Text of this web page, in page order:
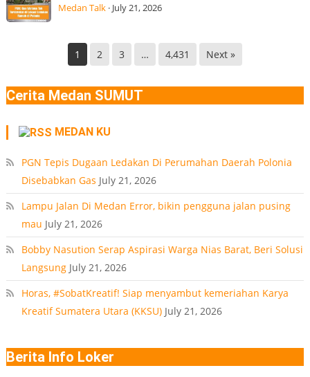
(BGN) Nanik
Manunggal,
Tak
Ledakan
Rumah
Medan
Medan Talk· July 21, 2026
1 2 3 … 4,431 Next »
Cerita Medan SUMUT
MEDAN KU
PGN Tepis Dugaan Ledakan Di Perumahan Daerah Polonia
Disebabkan Gas July 21, 2026
Lampu Jalan Di Medan Error, bikin pengguna jalan pusing
mau July 21, 2026
Bobby Nasution Serap Aspirasi Warga Nias Barat, Beri Solusi
Langsung July 21, 2026
Horas, #SobatKreatif! Siap menyambut kemeriahan Karya
Kreatif Sumatera Utara (KKSU) July 21, 2026
Berita Info Loker